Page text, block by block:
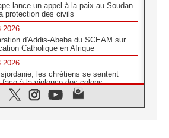
lance un appel à la paix au Soudan
protection des civils
d'Addis-Abeba du SCEAM sur
Catholique en Afrique
les chrétiens se sentent
face à la violence des colons
au sanctuaire de Notre Dame du